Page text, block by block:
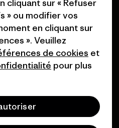
cliquant sur « Refuser
» ou modifier vos
en cliquant sur
». Veuillez
de cookies et
pour plus